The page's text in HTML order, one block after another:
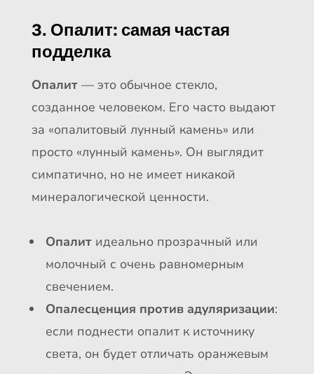
3. Опалит: самая частая
подделка
Опалит— это обычное стекло,
созданное человеком. Его часто выдают
за «опалитовый лунный камень» или
просто «лунный камень». Он выглядит
симпатично, но не имеет никакой
минералогической ценности.
Опалитидеально прозрачный или
молочный с очень равномерным
свечением.
Опалесценция против адуляризации:
если поднести опалит к источнику
света, он будет отличать оранжевым